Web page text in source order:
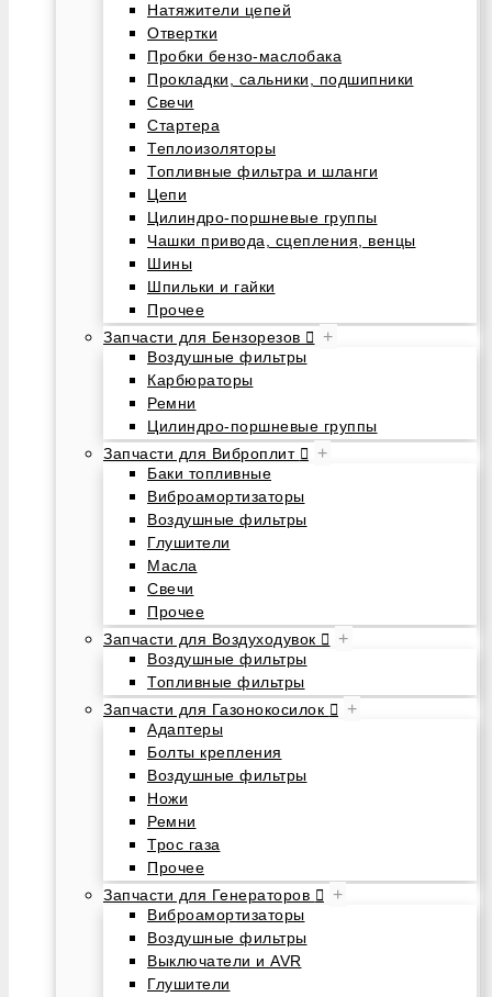
Натяжители цепей
Отвертки
Пробки бензо-маслобака
Прокладки, сальники, подшипники
Свечи
Стартера
Теплоизоляторы
Топливные фильтра и шланги
Цепи
Цилиндро-поршневые группы
Чашки привода, сцепления, венцы
Шины
Шпильки и гайки
Прочее
Запчасти для Бензорезов
+
Воздушные фильтры
Карбюраторы
Ремни
Цилиндро-поршневые группы
Запчасти для Виброплит
+
Баки топливные
Виброамортизаторы
Воздушные фильтры
Глушители
Масла
Свечи
Прочее
Запчасти для Воздуходувок
+
Воздушные фильтры
Топливные фильтры
Запчасти для Газонокосилок
+
Адаптеры
Болты крепления
Воздушные фильтры
Ножи
Ремни
Трос газа
Прочее
Запчасти для Генераторов
+
Виброамортизаторы
Воздушные фильтры
Выключатели и AVR
Глушители